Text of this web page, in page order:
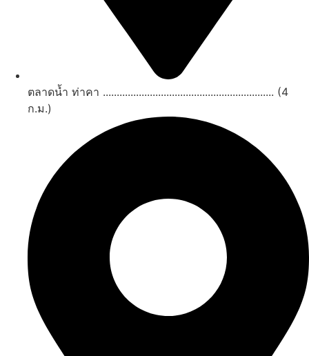
ตลาดน้ำ ท่าคา .............................................................. (4
ก.ม.)